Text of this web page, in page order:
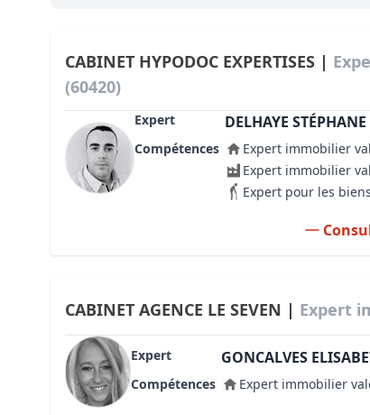
Règles d’urbanisme
Lecture et compréhension
Droit de l'environnement et
Estimer le droit au bail
CABINET HYPODOC EXPERTISES |
(60420)
Expert DELHAYE STÉPHANE
Compétences
Expert immobilier
Expert immobilier
Expert pour les
CABINET AGENCE LE SEVEN | Expert
Expert GONCALVES
Compétences Expert immobilier